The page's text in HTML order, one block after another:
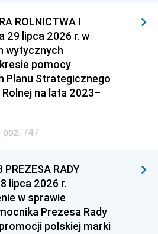
ROLNICTWA I
29 lipca 2026 r. w
wytycznych
pomocy
Planu Strategicznego
na lata 2023–
poz. 747
RADY
lipca 2026 r.
w sprawie
Prezesa Rady
polskiej marki